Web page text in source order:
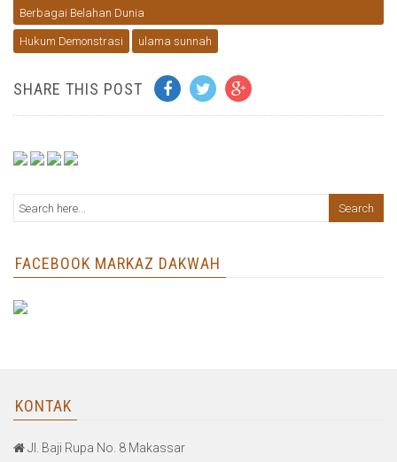
Berbagai Belahan Dunia
Hukum Demonstrasi ulama sunnah
SHARE THIS POST
FACEBOOK MARKAZ DAKWAH
KONTAK
Jl. Baji Rupa No. 8 Makassar